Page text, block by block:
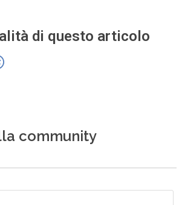
di questo articolo
community